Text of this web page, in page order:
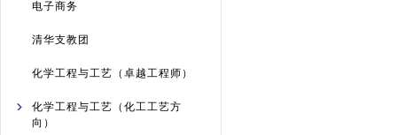
电子商务
清华支教团
化学工程与工艺（卓越工程师）
化学工程与工艺（化工工艺方
向）